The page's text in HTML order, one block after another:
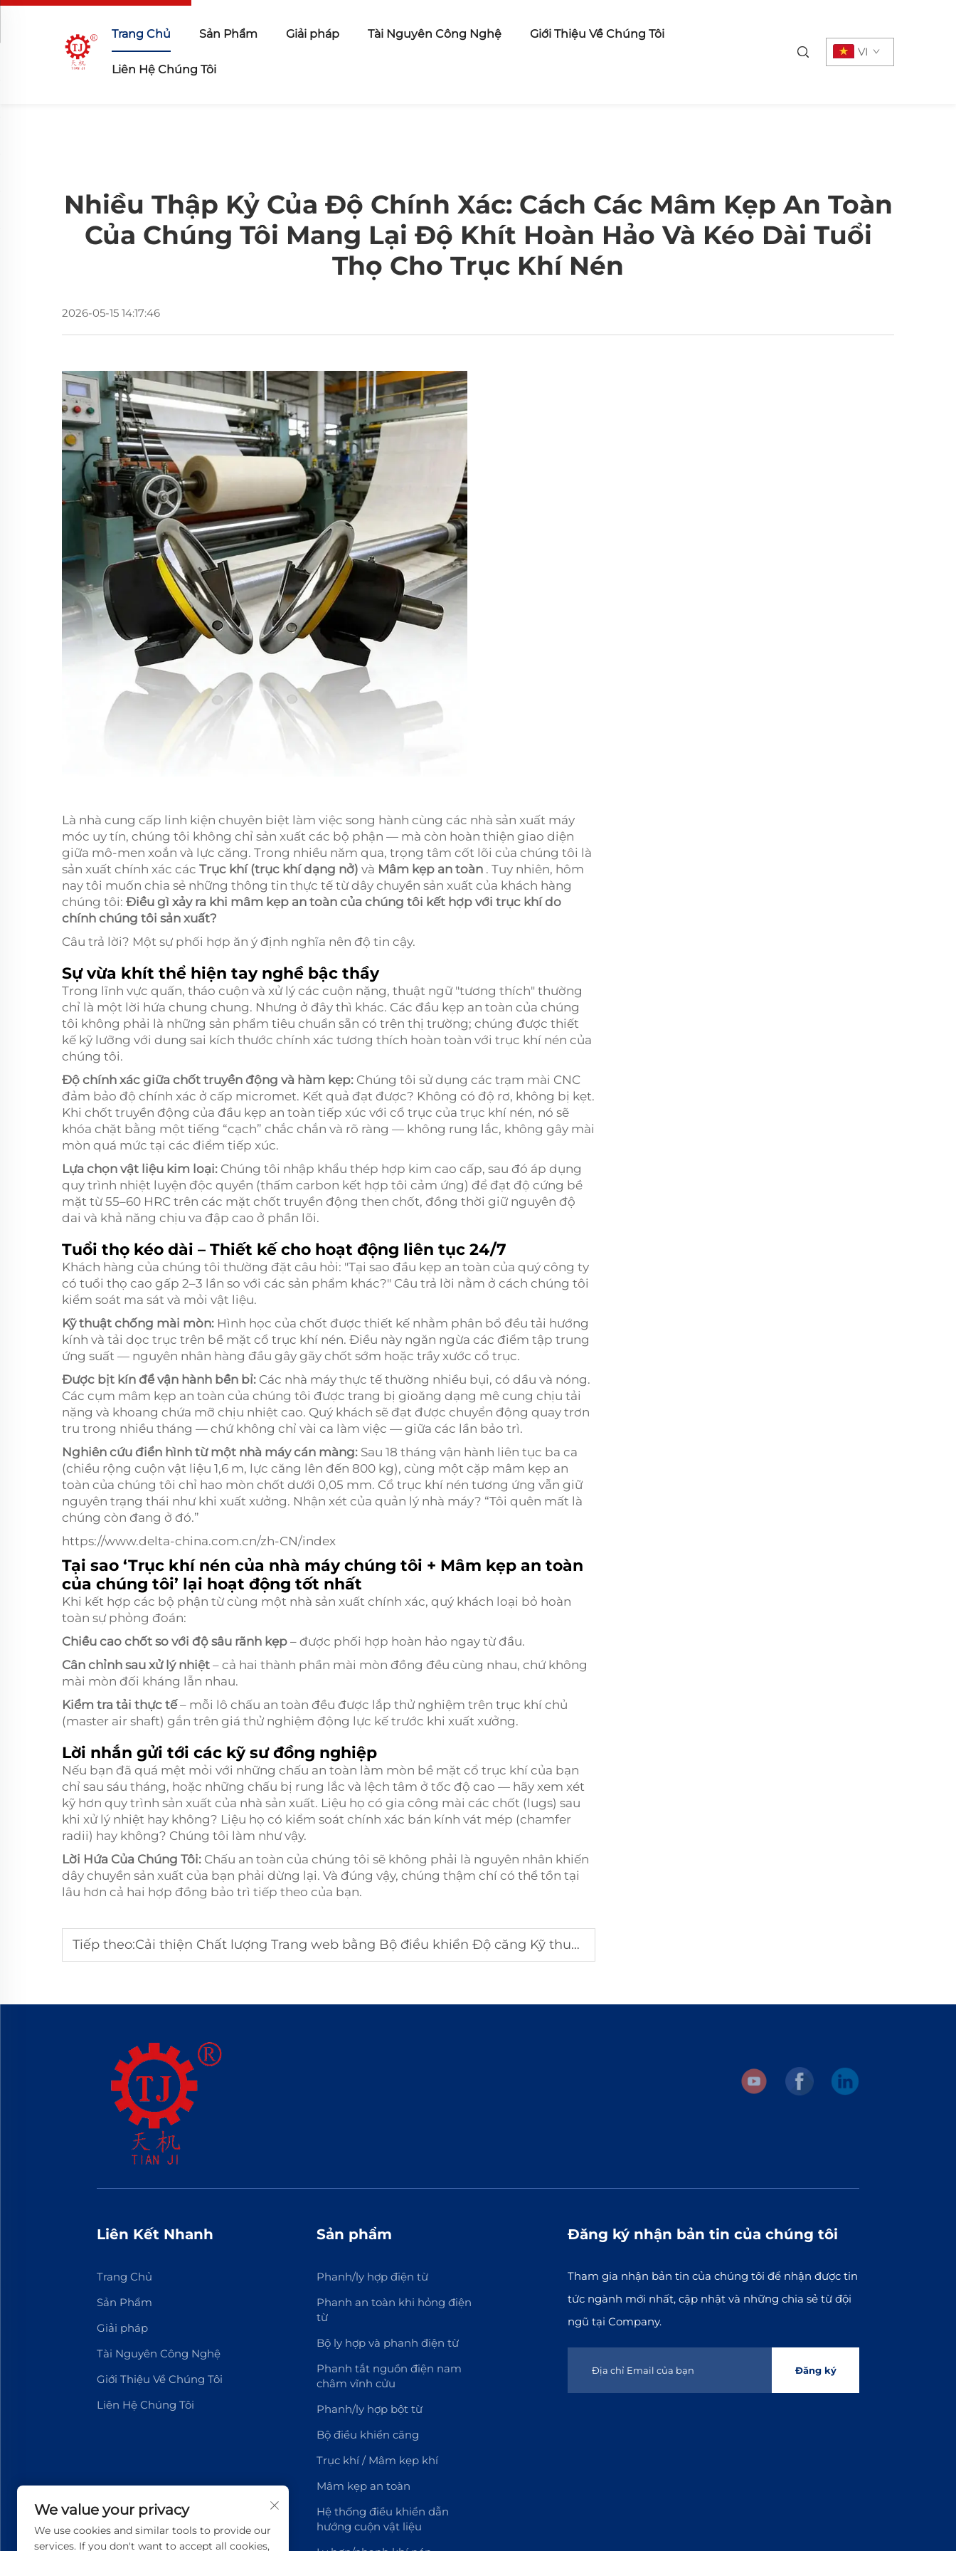
Trang Chủ Sản Phẩm Giải pháp Tài Nguyên Công Nghệ Giới Thiệu Về Chúng Tôi
Liên Hệ Chúng Tôi
VI
Nhiều Thập Kỷ Của Độ Chính Xác: Cách Các Mâm Kẹp An Toàn
Của Chúng Tôi Mang Lại Độ Khít Hoàn Hảo Và Kéo Dài Tuổi
Thọ Cho Trục Khí Nén
2026-05-15 14:17:46
Là nhà cung cấp linh kiện chuyên biệt làm việc song hành cùng các nhà sản xuất máy
móc uy tín, chúng tôi không chỉ sản xuất các bộ phận — mà còn hoàn thiện giao diện
giữa mô-men xoắn và lực căng. Trong nhiều năm qua, trọng tâm cốt lõi của chúng tôi là
sản xuất chính xác các Trục khí (trục khí dạng nở) và Mâm kẹp an toàn . Tuy nhiên, hôm
nay tôi muốn chia sẻ những thông tin thực tế từ dây chuyền sản xuất của khách hàng
chúng tôi: Điều gì xảy ra khi mâm kẹp an toàn của chúng tôi kết hợp với trục khí do
chính chúng tôi sản xuất?
Câu trả lời? Một sự phối hợp ăn ý định nghĩa nên độ tin cậy.
Sự vừa khít thể hiện tay nghề bậc thầy
Trong lĩnh vực quấn, tháo cuộn và xử lý các cuộn nặng, thuật ngữ "tương thích" thường
chỉ là một lời hứa chung chung. Nhưng ở đây thì khác. Các đầu kẹp an toàn của chúng
tôi không phải là những sản phẩm tiêu chuẩn sẵn có trên thị trường; chúng được thiết
kế kỹ lưỡng với dung sai kích thước chính xác tương thích hoàn toàn với trục khí nén của
chúng tôi.
Độ chính xác giữa chốt truyền động và hàm kẹp: Chúng tôi sử dụng các trạm mài CNC
đảm bảo độ chính xác ở cấp micromet. Kết quả đạt được? Không có độ rơ, không bị kẹt.
Khi chốt truyền động của đầu kẹp an toàn tiếp xúc với cổ trục của trục khí nén, nó sẽ
khóa chặt bằng một tiếng “cạch” chắc chắn và rõ ràng — không rung lắc, không gây mài
mòn quá mức tại các điểm tiếp xúc.
Lựa chọn vật liệu kim loại: Chúng tôi nhập khẩu thép hợp kim cao cấp, sau đó áp dụng
quy trình nhiệt luyện độc quyền (thấm carbon kết hợp tôi cảm ứng) để đạt độ cứng bề
mặt từ 55–60 HRC trên các mặt chốt truyền động then chốt, đồng thời giữ nguyên độ
dai và khả năng chịu va đập cao ở phần lõi.
Tuổi thọ kéo dài – Thiết kế cho hoạt động liên tục 24/7
Khách hàng của chúng tôi thường đặt câu hỏi: "Tại sao đầu kẹp an toàn của quý công ty
có tuổi thọ cao gấp 2–3 lần so với các sản phẩm khác?" Câu trả lời nằm ở cách chúng tôi
kiểm soát ma sát và mỏi vật liệu.
Kỹ thuật chống mài mòn: Hình học của chốt được thiết kế nhằm phân bổ đều tải hướng
kính và tải dọc trục trên bề mặt cổ trục khí nén. Điều này ngăn ngừa các điểm tập trung
ứng suất — nguyên nhân hàng đầu gây gãy chốt sớm hoặc trầy xước cổ trục.
Được bịt kín để vận hành bền bỉ: Các nhà máy thực tế thường nhiều bụi, có dầu và nóng.
Các cụm mâm kẹp an toàn của chúng tôi được trang bị gioăng dạng mê cung chịu tải
nặng và khoang chứa mỡ chịu nhiệt cao. Quý khách sẽ đạt được chuyển động quay trơn
tru trong nhiều tháng — chứ không chỉ vài ca làm việc — giữa các lần bảo trì.
Nghiên cứu điển hình từ một nhà máy cán màng: Sau 18 tháng vận hành liên tục ba ca
(chiều rộng cuộn vật liệu 1,6 m, lực căng lên đến 800 kg), cùng một cặp mâm kẹp an
toàn của chúng tôi chỉ hao mòn chốt dưới 0,05 mm. Cổ trục khí nén tương ứng vẫn giữ
nguyên trạng thái như khi xuất xưởng. Nhận xét của quản lý nhà máy? “Tôi quên mất là
chúng còn đang ở đó.”
https://www.delta-china.com.cn/zh-CN/index
Tại sao ‘Trục khí nén của nhà máy chúng tôi + Mâm kẹp an toàn
của chúng tôi’ lại hoạt động tốt nhất
Khi kết hợp các bộ phận từ cùng một nhà sản xuất chính xác, quý khách loại bỏ hoàn
toàn sự phỏng đoán:
Chiều cao chốt so với độ sâu rãnh kẹp – được phối hợp hoàn hảo ngay từ đầu.
Cân chỉnh sau xử lý nhiệt – cả hai thành phần mài mòn đồng đều cùng nhau, chứ không
mài mòn đối kháng lẫn nhau.
Kiểm tra tải thực tế – mỗi lô chấu an toàn đều được lắp thử nghiệm trên trục khí chủ
(master air shaft) gắn trên giá thử nghiệm động lực kế trước khi xuất xưởng.
Lời nhắn gửi tới các kỹ sư đồng nghiệp
Nếu bạn đã quá mệt mỏi với những chấu an toàn làm mòn bề mặt cổ trục khí của bạn
chỉ sau sáu tháng, hoặc những chấu bị rung lắc và lệch tâm ở tốc độ cao — hãy xem xét
kỹ hơn quy trình sản xuất của nhà sản xuất. Liệu họ có gia công mài các chốt (lugs) sau
khi xử lý nhiệt hay không? Liệu họ có kiểm soát chính xác bán kính vát mép (chamfer
radii) hay không? Chúng tôi làm như vậy.
Lời Hứa Của Chúng Tôi: Chấu an toàn của chúng tôi sẽ không phải là nguyên nhân khiến
dây chuyền sản xuất của bạn phải dừng lại. Và đúng vậy, chúng thậm chí có thể tồn tại
lâu hơn cả hai hợp đồng bảo trì tiếp theo của bạn.
Tiếp theo:Cải thiện Chất lượng Trang web bằng Bộ điều khiển Độ căng Kỹ thuật số
Mục lục
Liên Kết Nhanh
Trang Chủ
Sản Phẩm
Giải pháp
Tài Nguyên Công Nghệ
Giới Thiệu Về Chúng Tôi
Liên Hệ Chúng Tôi
Sản phẩm
Phanh/ly hợp điện từ
Phanh an toàn khi hỏng điện
từ
Bộ ly hợp và phanh điện từ
Phanh tắt nguồn điện nam
châm vĩnh cửu
Phanh/ly hợp bột từ
Bộ điều khiển căng
Trục khí / Mâm kẹp khí
Mâm kẹp an toàn
Hệ thống điều khiển dẫn
hướng cuộn vật liệu
Đăng ký nhận bản tin của chúng tôi
Tham gia nhận bản tin của chúng tôi để nhận được tin
tức ngành mới nhất, cập nhật và những chia sẻ từ đội
ngũ tại Company.
Đăng ký
We value your privacy
We use cookies and similar tools to provide our
services. If you don't want to accept all cookies,